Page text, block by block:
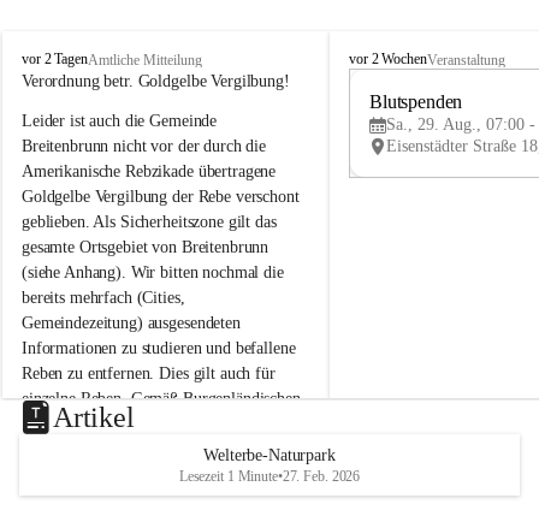
B
r
i
t
e
n
b
r
u
n
n
a
m
N
e
u
s
d
vor 2 TagenAmtliche Mitteilung
Verordnung betr. Goldgelbe Vergilbung!
Leider ist auch die Gemeinde
Breitenbrunn nicht vor der durch die
Amerikanische Rebzikade übertragene
Goldgelbe Vergilbung der Rebe verschont
geblieben. Als Sicherheitszone gilt das
gesamte Ortsgebiet von Breitenbrunn
(siehe Anhang). Wir bitten nochmal die
bereits mehrfach (Cities,
Gemeindezeitung) ausgesendeten
Informationen zu studieren und befallene
Reben zu entfernen. Dies gilt auch für
einzelne Reben. Gemäß Burgenländischen
Weinbaugesetz sind nicht gepflegte oder
unzulässige Weingärten zu roden! Bitte
helfen wir zusammen um unsere Winzer
vor den prognostizierten Ernteausfällen
B
e
u
e
d
vor 2 WochenVeranstaltung
Blutspenden
Sa., 29. Aug., 07:00 -
Artikel
Welterbe-Naturpark
Lesezeit 1 Minute•27. Feb. 2026